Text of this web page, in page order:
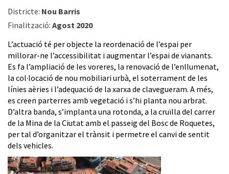
Districte: Nou Barris
Finalització: Agost 2020
L’actuació té per objecte la reordenació de l’espai per
millorar-ne l’accessibilitat i augmentar l’espai de vianants.
Es fa l’ampliació de les voreres, la renovació de l’enllumenat,
la col·locació de nou mobiliari urbà, el soterrament de les
línies aèries i l’adequació de la xarxa de clavegueram. A més,
es creen parterres amb vegetació i s’hi planta nou arbrat.
D’altra banda, s’implanta una rotonda, a la cruïlla del carrer
de la Mina de la Ciutat amb el passeig del Bosc de Roquetes,
per tal d’organitzar el trànsit i permetre el canvi de sentit
dels vehicles.